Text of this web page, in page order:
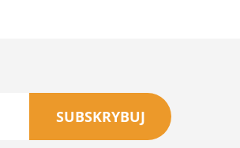
SUBSKRYBUJ